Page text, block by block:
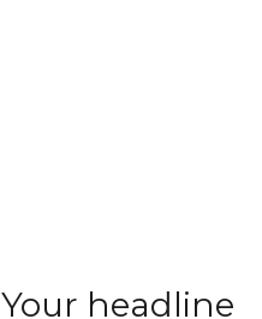
Your headline